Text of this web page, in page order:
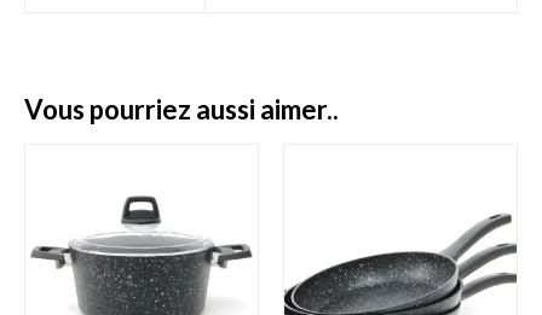
vous pourriez aussi aimer..